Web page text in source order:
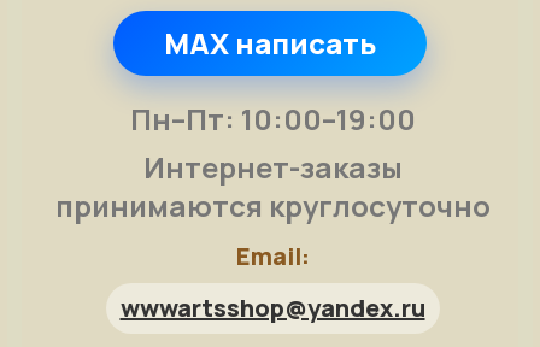
MAX написать
Пн–Пт: 10:00–19:00
Интернет-заказы
принимаются круглосуточно
Email:
wwwartsshop@yandex.ru